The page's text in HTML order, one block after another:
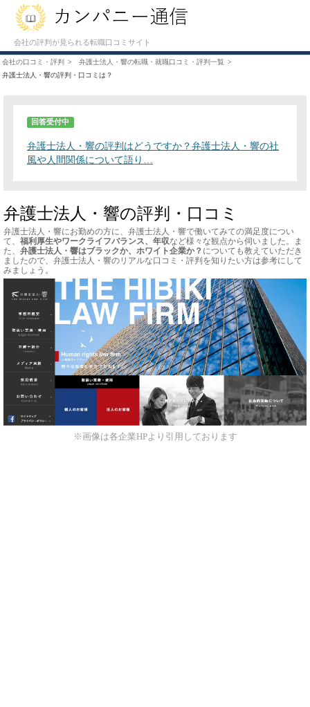
会社の評判が見られる転職口コミサイト
会社の口コミ・評判
弁護士法人・響の転職・就職口コミ・評判一覧
弁護士法人・響の評判・口コミは？
回答受付中
弁護士法人・響の評判はどうですか？弁護士法人・響の社
風や人間関係について語り…
弁護士法人・響の評判・口コミ
弁護士法人・響にお勤めの方に、弁護士法人・響で働いてみての満足度につい
て、 福利厚生やワークライフバランス、年収など様々な観点から伺いました。ま
た、 弁護士法人・響はブラックか、ホワイト企業か？ についても教えていただき
ましたので、弁護士法人・響のリアルな口コミ・評判を知りたい方は参考にして
みましょう。
※画像は各企業HPより引用しております